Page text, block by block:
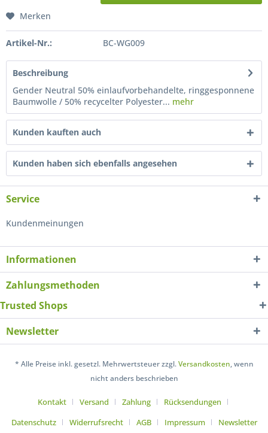
Merken
Artikel-Nr.: BC-WG009
Beschreibung
Gender Neutral 50% einlaufvorbehandelte, ringgesponnene
Baumwolle / 50% recycelter Polyester... mehr
Kunden kauften auch
Kunden haben sich ebenfalls angesehen
Service
Kundenmeinungen
Informationen
Zahlungsmethoden
Trusted Shops
Newsletter
* Alle Preise inkl. gesetzl. Mehrwertsteuer zzgl.Versandkosten, wenn
nicht anders beschrieben
Kontakt Versand Zahlung
Rücksendungen
Datenschutz
Widerrufsrecht AGB Impressum
Newsletter